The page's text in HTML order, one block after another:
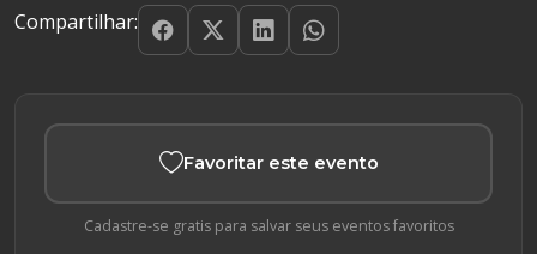
Compartilhar:
Favoritar este evento
Cadastre-se gratis para salvar seus eventos favoritos